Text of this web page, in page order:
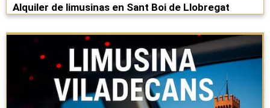
Alquiler de limusinas en Sant Boi de Llobregat​